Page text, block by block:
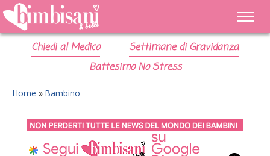
Chiedi al Medico
Settimane di Gravidanza
Battesimo No Stress
Home » Bambino